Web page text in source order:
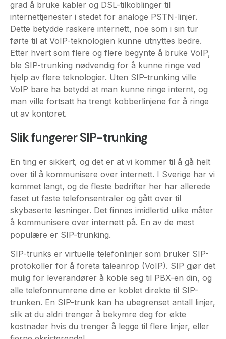
førte til at VoIP-teknologien kunne utnyttes bedre.
Etter hvert som flere og flere begynte å bruke VoIP,
ble SIP-trunking nødvendig for å kunne ringe ved
hjelp av flere teknologier. Uten SIP-trunking ville
VoIP bare ha betydd at man kunne ringe internt, og
man ville fortsatt ha trengt kobberlinjene for å ringe
ut av kontoret.
Slik fungerer SIP-trunking
over til å kommunisere over internett. I Sverige har vi
faset ut faste telefonsentraler og gått over til
skybaserte løsninger. Det finnes imidlertid ulike måter
å kommunisere over internett på. En av de mest
populære er SIP-trunking.
SIP-trunks er virtuelle telefonlinjer som bruker SIP-
protokoller for å foreta taleanrop (VoIP). SIP gjør det
mulig for leverandører å koble seg til PBX-en din, og
alle telefonnumrene dine er koblet direkte til SIP-
trunken. En SIP-trunk kan ha ubegrenset antall linjer,
slik at du aldri trenger å bekymre deg for økte
kostnader hvis du trenger å legge til flere linjer, eller
fjerne eksisterende!
Hva trengs for å bruke en SIP-trunk?